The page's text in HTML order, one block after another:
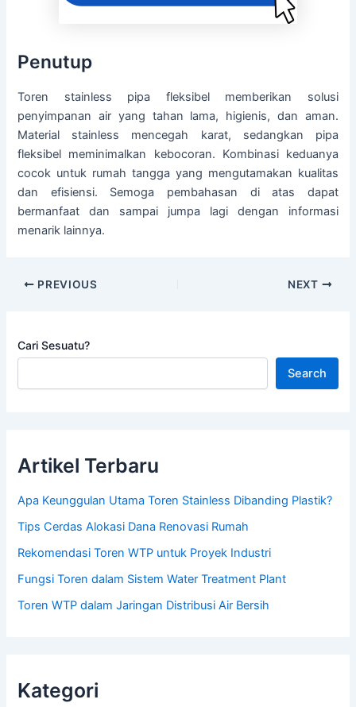
Penutup
Toren stainless pipa fleksibel memberikan solusi
penyimpanan air yang tahan lama, higienis, dan aman.
Material stainless mencegah karat, sedangkan pipa
fleksibel meminimalkan kebocoran. Kombinasi keduanya
cocok untuk rumah tangga yang mengutamakan kualitas
dan efisiensi. Semoga pembahasan di atas dapat
bermanfaat dan sampai jumpa lagi dengan informasi
menarik lainnya.
PREVIOUS NEXT
Cari Sesuatu?
Search
Artikel Terbaru
Apa Keunggulan Utama Toren Stainless Dibanding Plastik?
Tips Cerdas Alokasi Dana Renovasi Rumah
Rekomendasi Toren WTP untuk Proyek Industri
Fungsi Toren dalam Sistem Water Treatment Plant
Toren WTP dalam Jaringan Distribusi Air Bersih
Kategori